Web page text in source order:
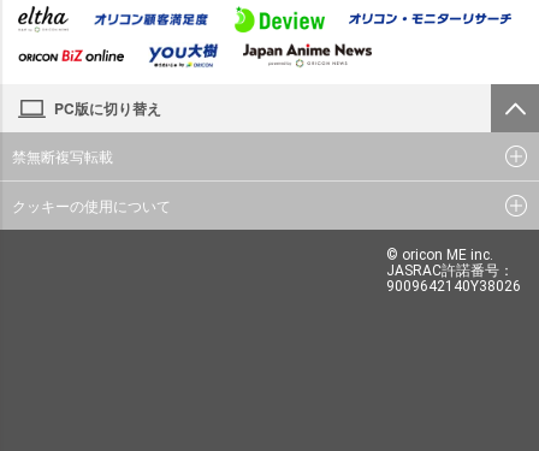
PC版に切り替え
禁無断複写転載
クッキーの使用について
© oricon ME inc.
JASRAC許諾番号：
9009642140Y38026